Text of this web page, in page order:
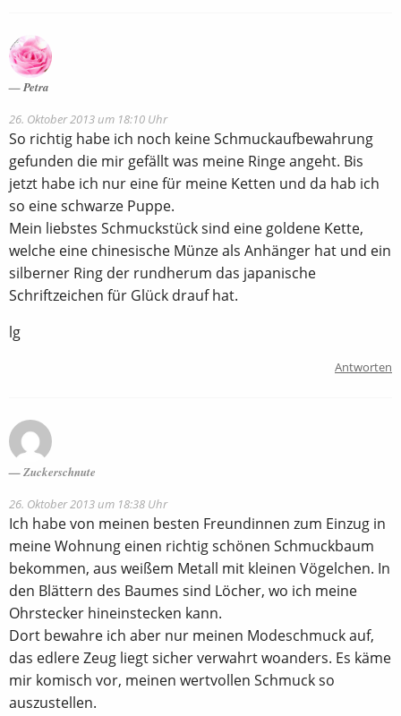
Petra
26. Oktober 2013 um 18:10 Uhr
So richtig habe ich noch keine Schmuckaufbewahrung
gefunden die mir gefällt was meine Ringe angeht. Bis
jetzt habe ich nur eine für meine Ketten und da hab ich
so eine schwarze Puppe.
Mein liebstes Schmuckstück sind eine goldene Kette,
welche eine chinesische Münze als Anhänger hat und ein
silberner Ring der rundherum das japanische
Schriftzeichen für Glück drauf hat.
lg
Antworten
Zuckerschnute
26. Oktober 2013 um 18:38 Uhr
Ich habe von meinen besten Freundinnen zum Einzug in
meine Wohnung einen richtig schönen Schmuckbaum
bekommen, aus weißem Metall mit kleinen Vögelchen. In
den Blättern des Baumes sind Löcher, wo ich meine
Ohrstecker hineinstecken kann.
Dort bewahre ich aber nur meinen Modeschmuck auf,
das edlere Zeug liegt sicher verwahrt woanders. Es käme
mir komisch vor, meinen wertvollen Schmuck so
auszustellen.